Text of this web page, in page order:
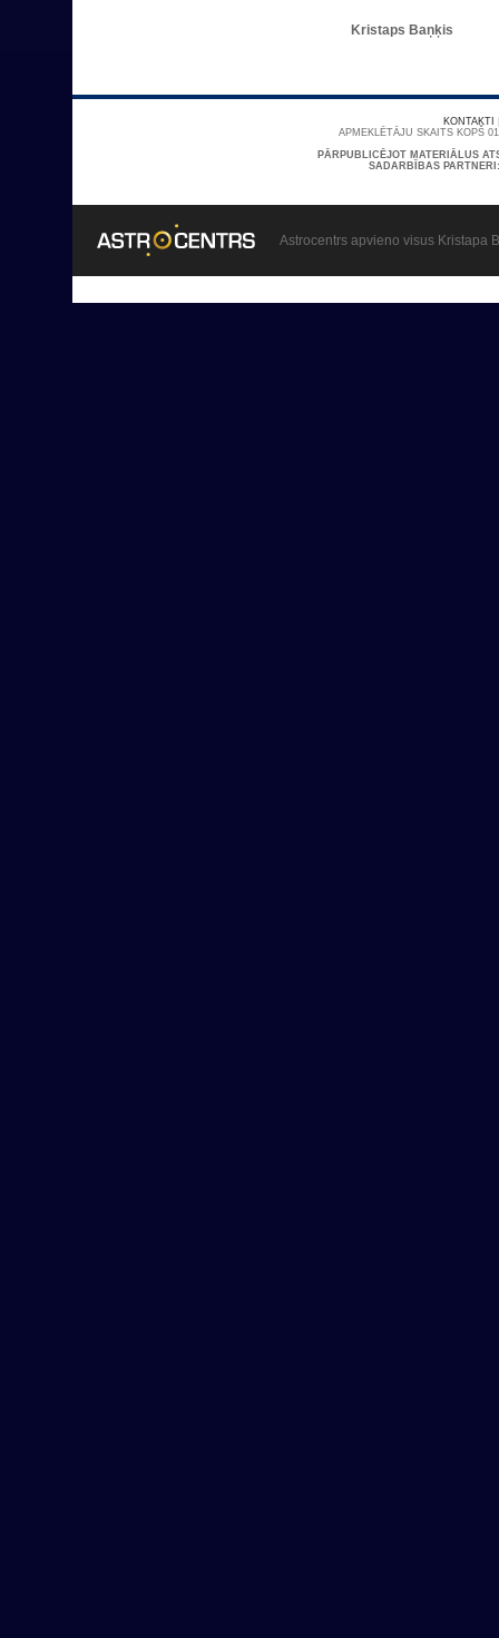
Kristaps Baņķis
KONTAKTI
APMEKLĒTĀJU SKAITS KOPŠ
PĀRPUBLICĒJOT MATERIĀLUS
SADARBĪBAS
Astrocentrs apvieno visus Kristapa